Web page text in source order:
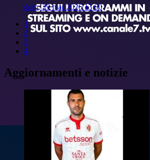
dom, 29 mar 2026 13:00
1
2
3
4
Aggiornamenti e notizie